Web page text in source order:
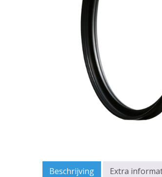
Beschrijving Extra